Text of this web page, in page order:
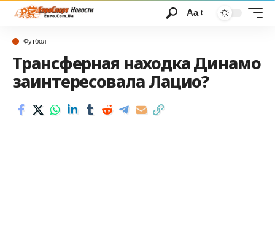
Аа
Футбол
Трансферная находка Динамо
заинтересовала Лацио?